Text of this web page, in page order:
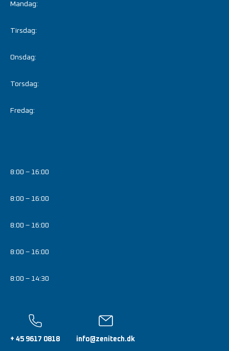
Mandag:
Tirsdag:
Onsdag:
Torsdag:
Fredag:
8:00 – 16:00
8:00 – 16:00
8:00 – 16:00
8:00 – 16:00
8:00 – 14:30
+ 45 9617 0818 info@zenitech.dk